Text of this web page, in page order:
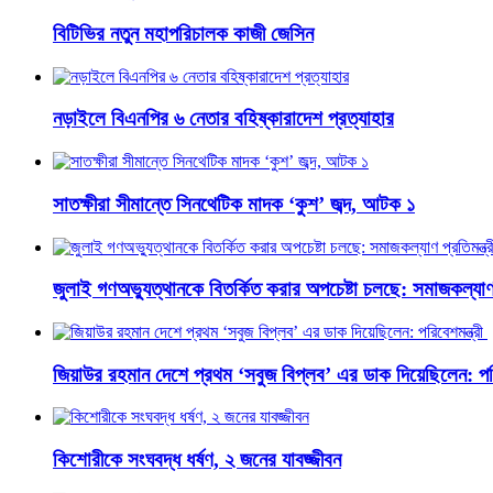
বিটিভির নতুন মহাপরিচালক কাজী জেসিন
নড়াইলে বিএনপির ৬ নেতার বহিষ্কারাদেশ প্রত্যাহার
সাতক্ষীরা সীমান্তে সিনথেটিক মাদক ‘কুশ’ জব্দ, আটক ১
জুলাই গণঅভ্যুত্থানকে বিতর্কিত করার অপচেষ্টা চলছে: সমাজকল্যাণ
জিয়াউর রহমান দেশে প্রথম ‘সবুজ বিপ্লব’ এর ডাক দিয়েছিলেন:
কিশোরীকে সংঘবদ্ধ ধর্ষণ, ২ জনের যাবজ্জীবন